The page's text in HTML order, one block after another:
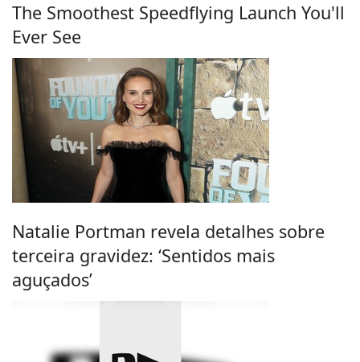
The Smoothest Speedflying Launch You'll
Ever See
Natalie Portman revela detalhes sobre
terceira gravidez: ‘Sentidos mais
aguçados’